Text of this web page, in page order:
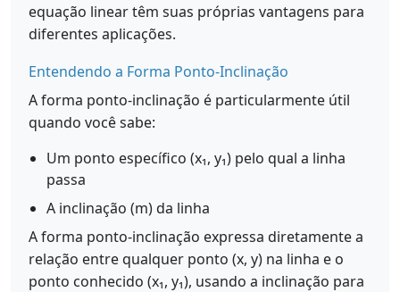
equação linear têm suas próprias vantagens para
diferentes aplicações.
Entendendo a Forma Ponto-Inclinação
A forma ponto-inclinação é particularmente útil
quando você sabe:
Um ponto específico (x₁, y₁) pelo qual a linha
passa
A inclinação (m) da linha
A forma ponto-inclinação expressa diretamente a
relação entre qualquer ponto (x, y) na linha e o
ponto conhecido (x₁, y₁), usando a inclinação para